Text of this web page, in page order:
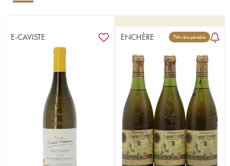
E-CAVISTE ENCHÈRE TVA récupérable